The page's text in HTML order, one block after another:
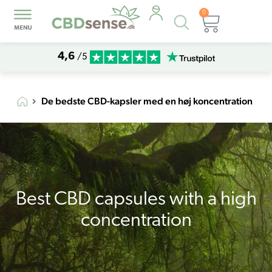
Products
search
0
Kurv
4,6 /5
De bedste CBD-kapsler med en høj koncentration
Best CBD capsules with a high
concentration